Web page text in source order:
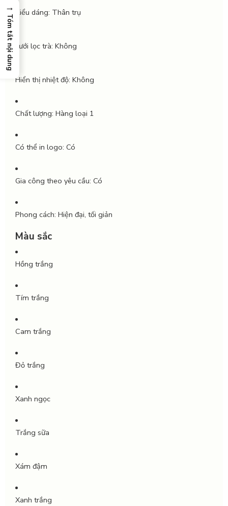
Kiểu dáng: Thân trụ
Lưới lọc trà: Không
Hiển thị nhiệt độ: Không
Chất lượng: Hàng loại 1
Có thể in logo: Có
Gia công theo yêu cầu: Có
Phong cách: Hiện đại, tối giản
Màu sắc
Hồng trắng
Tím trắng
Cam trắng
Đỏ trắng
Xanh ngọc
Trắng sữa
Xám đậm
Xanh trắng
→
Tóm tắt nội dung